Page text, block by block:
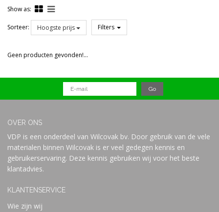
Show as:
Sorteer: Hoogste prijs Filters
Prijs
Geen producten gevonden!...
OVER ONS
VDP is een onderdeel van Wilcovak bv. Door gebruik van de vele
materialen binnen Wilcovak is er veel gedegen kennis en
gebruikerservaring. Deze kennis gebruiken wij voor het beste
klantadvies.
KLANTENSERVICE
Wie zijn wij